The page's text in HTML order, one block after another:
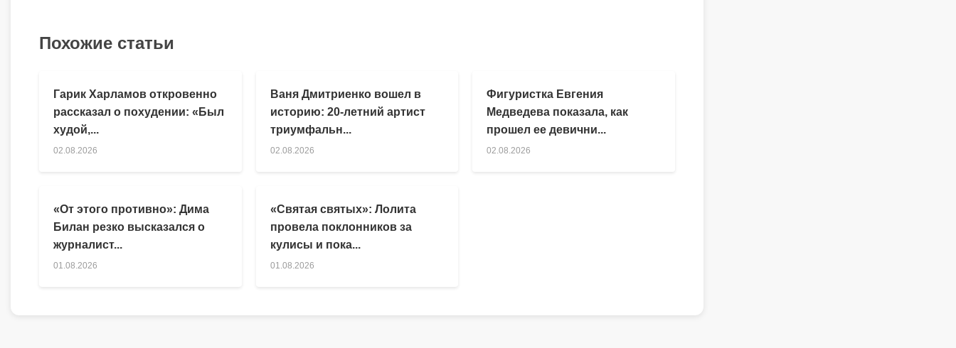
Похожие статьи
Гарик Харламов откровенно
рассказал о похудении: «Был
худой,...
02.08.2026
Ваня Дмитриенко вошел в
историю: 20-летний артист
триумфальн...
02.08.2026
Фигуристка Евгения
Медведева показала, как
прошел ее девични...
02.08.2026
«От этого противно»: Дима
Билан резко высказался о
журналист...
01.08.2026
«Святая святых»: Лолита
провела поклонников за
кулисы и пока...
01.08.2026